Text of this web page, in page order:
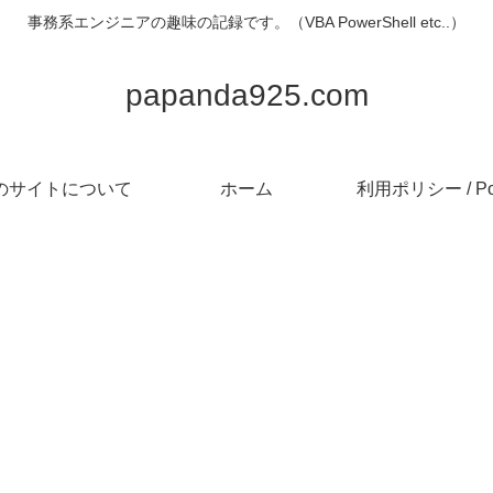
事務系エンジニアの趣味の記録です。（VBA PowerShell etc..）
papanda925.com
サイトについて ホーム 利用ポリシー /